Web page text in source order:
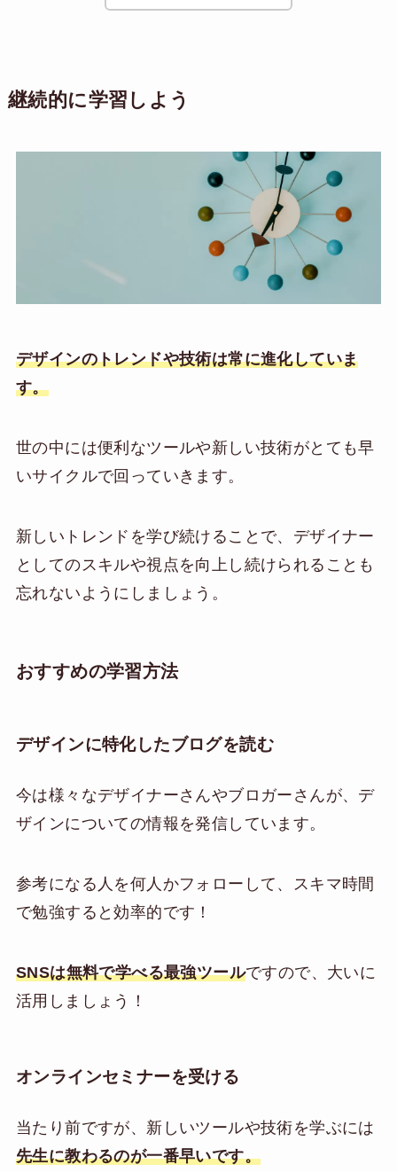
継続的に学習しよう
デザインのトレンドや技術は常に進化していま
す。
世の中には便利なツールや新しい技術がとても早
いサイクルで回っていきます。
新しいトレンドを学び続けることで、デザイナー
としてのスキルや視点を向上し続けられることも
忘れないようにしましょう。
おすすめの学習方法
デザインに特化したブログを読む
今は様々なデザイナーさんやブロガーさんが、デ
ザインについての情報を発信しています。
参考になる人を何人かフォローして、スキマ時間
で勉強すると効率的です！
SNSは無料で学べる最強ツールですので、大いに
活用しましょう！
オンラインセミナーを受ける
当たり前ですが、新しいツールや技術を学ぶには
先生に教わるのが一番早いです。